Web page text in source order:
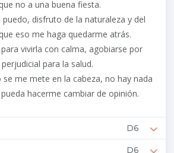
no a una buena fiesta.
puedo, disfruto de la naturaleza y del
eso me haga quedarme atrás.
vivirla con calma, agobiarse por
para la salud.
se me mete en la cabeza, no hay nada
hacerme cambiar de opinión.
D6
D6